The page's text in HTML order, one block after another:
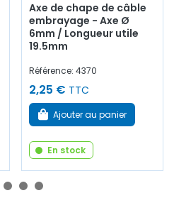
Axe de chape de câble
embrayage - Axe Ø
6mm / Longueur utile
19.5mm
Référence: 4370
2,25 € TTC
Ajouter au panier
En stock